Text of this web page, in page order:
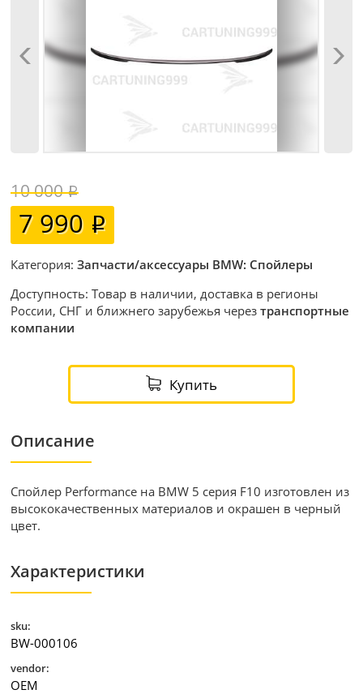
10 000
7 990
Категория:Запчасти/аксессуары BMW: Спойлеры
Доступность: Товар в наличии, доставка в регионы
России, СНГ и ближнего зарубежья черезтранспортные
компании
Купить
Описание
Спойлер Performance на BMW 5 серия F10 изготовлен из
высококачественных материалов и окрашен в черный
цвет.
Характеристики
sku:
BW-000106
vendor:
OEM